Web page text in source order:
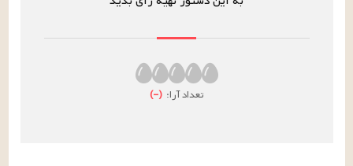
تعداد آرا: (
–
)